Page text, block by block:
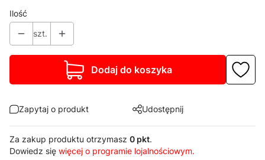
Ilość
szt.
Dodaj do koszyka
Zapytaj o produkt Udostępnij
Za zakup produktu otrzymasz 0 pkt.
Dowiedz się więcej o programie lojalnościowym.